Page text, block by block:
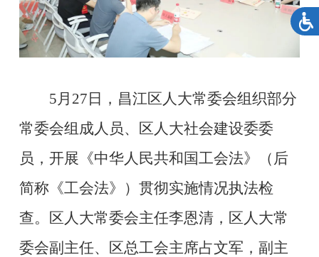
5月27日，昌江区人大常委会组织部分
常委会组成人员、区人大社会建设委委
员，开展《中华人民共和国工会法》（后
简称《工会法》）贯彻实施情况执法检
查。区人大常委会主任李恩清，区人大常
委会副主任、区总工会主席占文军，副主